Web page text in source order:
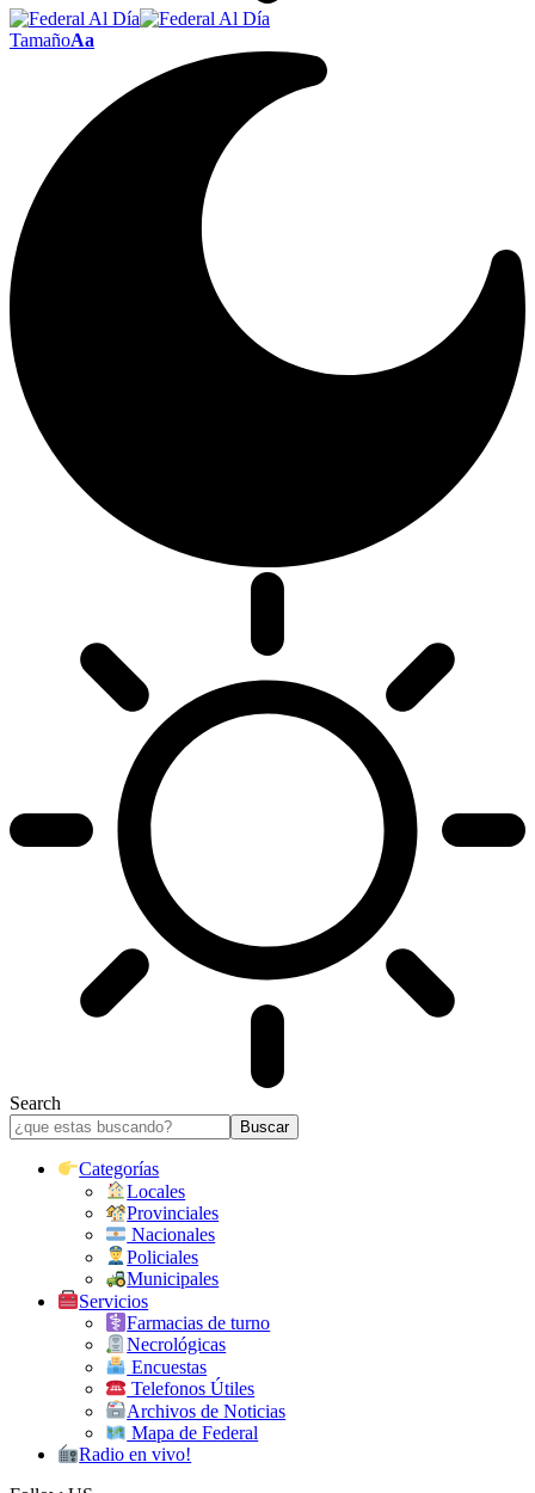
TamañoAa
Search
Categorías
Locales
Provinciales
Nacionales
Policiales
Municipales
Servicios
Farmacias de turno
Necrológicas
Encuestas
Telefonos Útiles
Archivos de Noticias
Mapa de Federal
Radio en vivo!